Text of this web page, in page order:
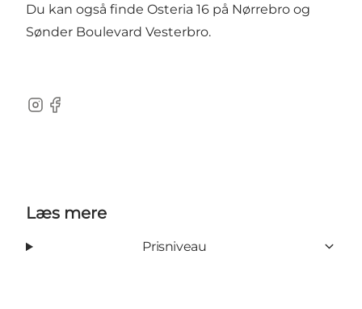
Du kan også finde Osteria 16 på Nørrebro og
Sønder Boulevard Vesterbro.
Instagram
Facebook
Læs mere
Prisniveau